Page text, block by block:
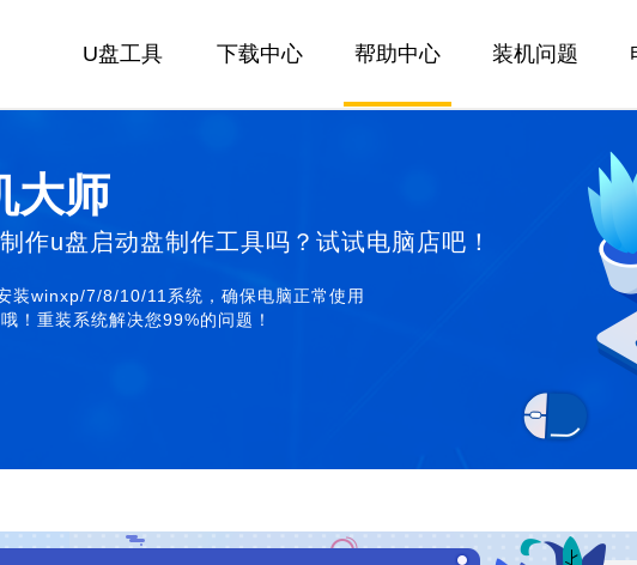
U盘工具 下载中心 帮助中心 装机问题
大师
作u盘启动盘制作工具吗？试试电脑店吧！
装winxp/7/8/10/11系统，确保电脑正常使用
！重装系统解决您99%的问题！